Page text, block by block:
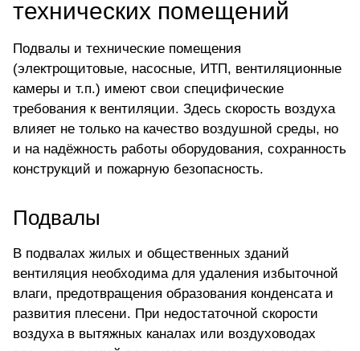
технических помещений
Подвалы и технические помещения
(электрощитовые, насосные, ИТП, вентиляционные
камеры и т.п.) имеют свои специфические
требования к вентиляции. Здесь скорость воздуха
влияет не только на качество воздушной среды, но
и на надёжность работы оборудования, сохранность
конструкций и пожарную безопасность.
Подвалы
В подвалах жилых и общественных зданий
вентиляция необходима для удаления избыточной
влаги, предотвращения образования конденсата и
развития плесени. При недостаточной скорости
воздуха в вытяжных каналах или воздуховодах